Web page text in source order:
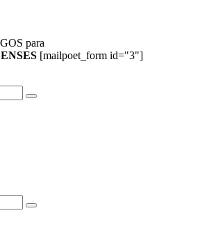
para
[mailpoet_form id="3"]